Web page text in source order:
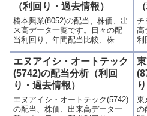
（利回り・過去情報）
椿本興業(8052)の配当、株価、出
来高データ一覧です。日々の配
当利回り、年間配当比較、株価
や出来高との関連、高額配当目
的の買い時チャンスなど、表と
グラフでわかりやすく掲載、配
当利回りランキングも参考に！
チ
高
利
出
の
ラ
利
エヌアイシ・オートテック
(5742)の配当分析（利回
り・過去情報）
エヌアイシ・オートテック(5742)
の配当、株価、出来高データ一
東
の